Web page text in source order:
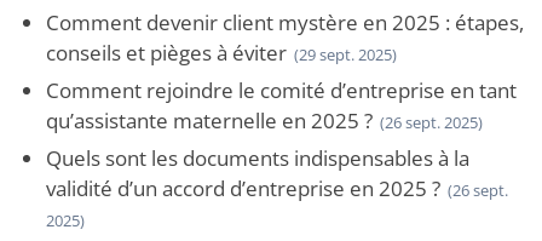
Comment devenir client mystère en 2025 : étapes,
conseils et pièges à éviter (29 sept. 2025)
Comment rejoindre le comité d’entreprise en tant
qu’assistante maternelle en 2025 ? (26 sept. 2025)
Quels sont les documents indispensables à la
validité d’un accord d’entreprise en 2025 ? (26 sept.
2025)